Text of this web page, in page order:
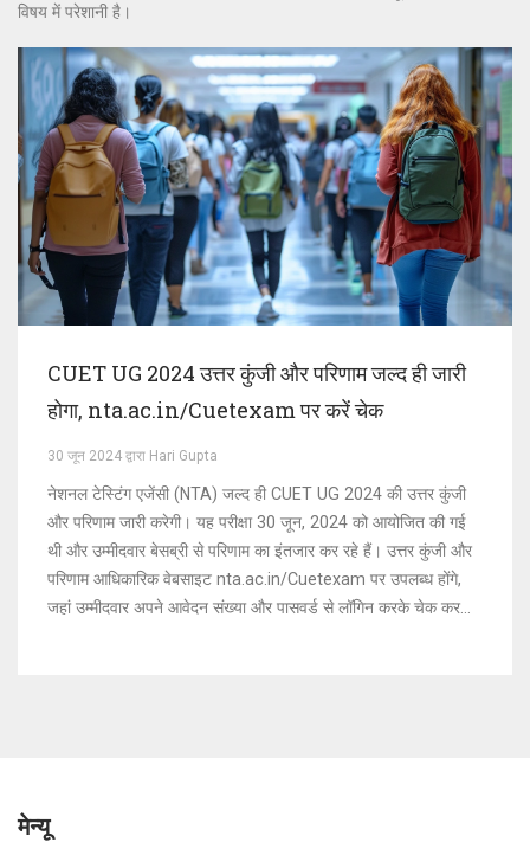
विषय में परेशानी है।
CUET UG 2024 उत्तर कुंजी और परिणाम जल्द ही जारी
होगा, nta.ac.in/Cuetexam पर करें चेक
30 जून 2024 द्वारा Hari Gupta
नेशनल टेस्टिंग एजेंसी (NTA) जल्द ही CUET UG 2024 की उत्तर कुंजी
और परिणाम जारी करेगी। यह परीक्षा 30 जून, 2024 को आयोजित की गई
थी और उम्मीदवार बेसब्री से परिणाम का इंतजार कर रहे हैं। उत्तर कुंजी और
परिणाम आधिकारिक वेबसाइट nta.ac.in/Cuetexam पर उपलब्ध होंगे,
जहां उम्मीदवार अपने आवेदन संख्या और पासवर्ड से लॉगिन करके चेक कर
मेन्यू